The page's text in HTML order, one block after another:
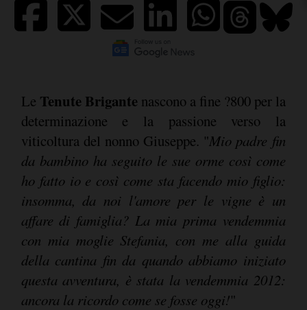
Le Tenute Brigante nascono a fine ?800 per la
determinazione e la passione verso la
viticoltura del nonno Giuseppe. "Mio padre fin
da bambino ha seguito le sue orme così come
ho fatto io e così come sta facendo mio figlio:
insomma, da noi l'amore per le vigne è un
affare di famiglia? La mia prima vendemmia
con mia moglie Stefania, con me alla guida
della cantina fin da quando abbiamo iniziato
questa avventura, è stata la vendemmia 2012:
ancora la ricordo come se fosse oggi!"